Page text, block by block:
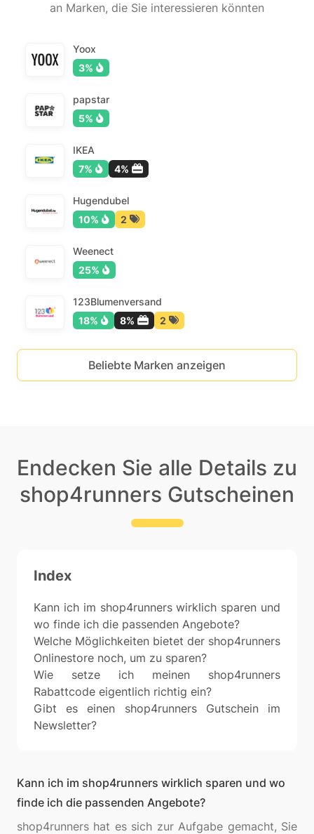
an Marken, die Sie interessieren könnten
Yoox
3%
papstar
5%
IKEA
7%
4%
Hugendubel
10%
2
Weenect
25%
123Blumenversand
18%
8% 2
Beliebte Marken anzeigen
Endecken Sie alle Details zu
shop4runners Gutscheinen
Index
Kann ich im shop4runners wirklich sparen und
wo finde ich die passenden Angebote?
Welche Möglichkeiten bietet der shop4runners
Onlinestore noch, um zu sparen?
Wie setze ich meinen shop4runners
Rabattcode eigentlich richtig ein?
Gibt es einen shop4runners Gutschein im
Newsletter?
Kann ich im shop4runners wirklich sparen und wo
finde ich die passenden Angebote?
shop4runners hat es sich zur Aufgabe gemacht, Sie